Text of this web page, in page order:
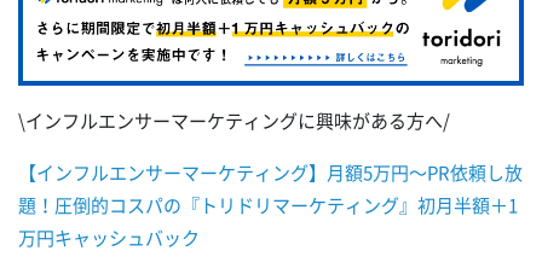
\インフルエンサーマーケティングに興味がある方へ/
【インフルエンサーマーケティング】月額5万円～PR依頼し放
題！圧倒的コスパの『トリドリマーケティング』初月半額＋1
万円キャッシュバック